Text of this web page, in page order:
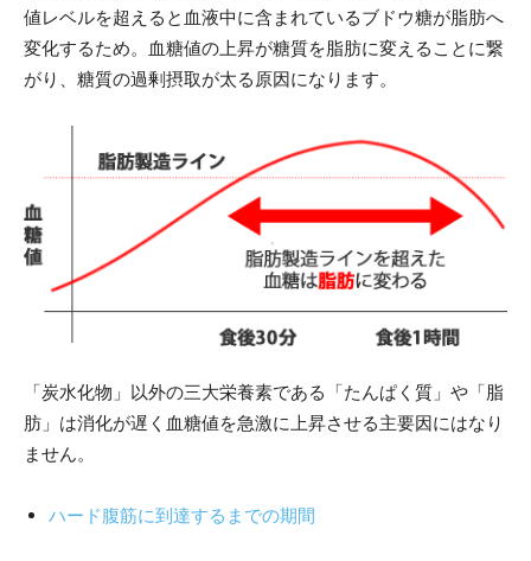
値レベルを超えると血液中に含まれているブドウ糖が脂肪へ
変化するため。血糖値の上昇が糖質を脂肪に変えることに繋
がり、糖質の過剰摂取が太る原因になります。
「炭水化物」以外の三大栄養素である「たんぱく質」や「脂
肪」は消化が遅く血糖値を急激に上昇させる主要因にはなり
ません。
ハード腹筋に到達するまでの期間